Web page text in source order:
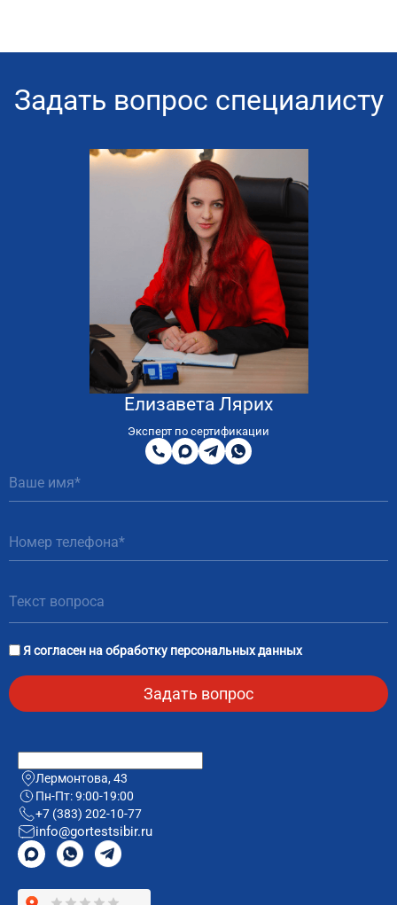
Задать вопрос специалисту
Елизавета Лярих
Эксперт по сертификации
8
800
200
51
MAXTelegram
WhatsApp
Я согласен наобработку персональных данных
Лермонтова, 43
Пн-Пт: 9:00-19:00
+7 (383) 202-10-77
info@gortestsibir.ru